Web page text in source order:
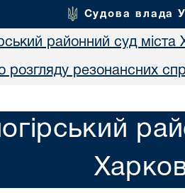
Судова влада
районний суд міста
розгляду резонансних